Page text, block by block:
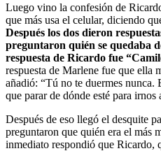
Luego vino la confesión de
que más usa el celular, diciendo
Después los dos dieron
preguntaron quién se quedaba
respuesta de Ricardo fue
respuesta de Marlene fue que ella
añadió: “Tú no te duermes nunca.
que parar de dónde esté para irnos
Después de eso llegó el desquite
preguntaron que quién era el más
inmediato respondió que Ricardo,